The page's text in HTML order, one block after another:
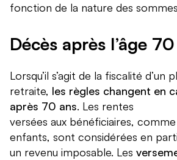
fonction de la nature des
Décès après l’âge
Lorsqu’il s’agit de la fiscalité d’un
retraite, les règles changent en
après 70 ans. Les rentes
versées aux bénéficiaires,
enfants, sont considérées en
un revenu imposable. Les